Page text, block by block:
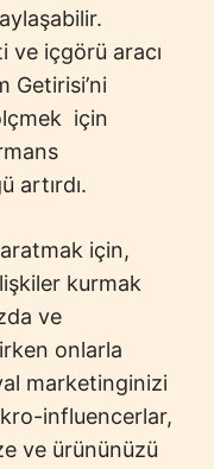
ve içgörü aracı
Getirisi’ni
için
artırdı.
için,
kurmak
ve
onlarla
marketinginizi
influencerlar,
ve ürününüzü